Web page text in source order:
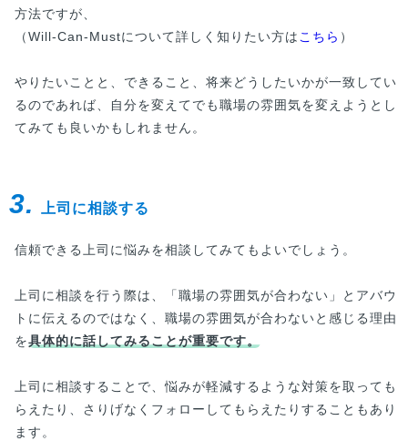
方法ですが、
（Will-Can-Mustについて詳しく知りたい方は こちら ）
やりたいことと、できること、将来どうしたいかが一致してい
るのであれば、自分を変えてでも職場の雰囲気を変えようとし
てみても良いかもしれません。
3. 上司に相談する
信頼できる上司に悩みを相談してみてもよいでしょう。
上司に相談を行う際は、「職場の雰囲気が合わない」とアバウ
トに伝えるのではなく、職場の雰囲気が合わないと感じる理由
を具体的に話してみることが重要です。
上司に相談することで、悩みが軽減するような対策を取っても
らえたり、さりげなくフォローしてもらえたりすることもあり
ます。